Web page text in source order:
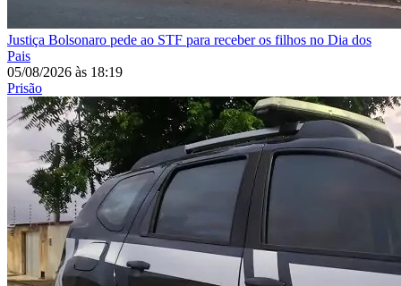
Justiça Bolsonaro pede ao STF para receber os filhos no Dia dos
Pais
05/08/2026 às 18:19
Prisão